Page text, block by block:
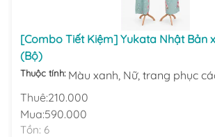
[Combo Tiết Kiệm] Yukata Nhật Bản
(Bộ)
Thuộc tính: Màu xanh, Nữ, trang phục
Thuê:210.000
Mua:590.000
Tồn: 6